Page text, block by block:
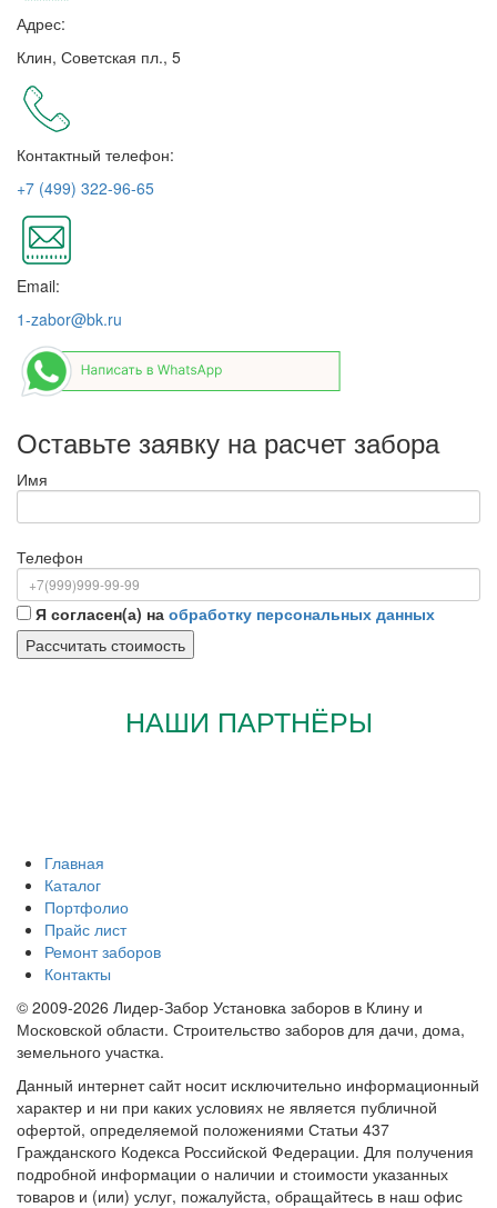
Адрес:
Клин, Советская пл., 5
Контактный телефон:
+7 (499) 322-96-65
Email:
1-zabor@bk.ru
Оставьте заявку на расчет забора
Имя
Телефон
Я согласен(а) на обработку персональных данных
НАШИ ПАРТНЁРЫ
Главная
Каталог
Портфолио
Прайс лист
Ремонт заборов
Контакты
© 2009-2026 Лидер-Забор Установка заборов в Клину и
Московской области. Строительство заборов для дачи, дома,
земельного участка.
Данный интернет сайт носит исключительно информационный
характер и ни при каких условиях не является публичной
офертой, определяемой положениями Статьи 437
Гражданского Кодекса Российской Федерации. Для получения
подробной информации о наличии и стоимости указанных
товаров и (или) услуг, пожалуйста, обращайтесь в наш офис